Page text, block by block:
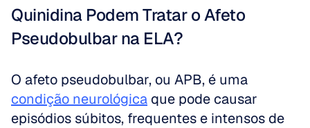
Quinidina Podem Tratar o Afeto
Pseudobulbar na ELA?
condição neurológica que pode causar
episódios súbitos, frequentes e intensos de